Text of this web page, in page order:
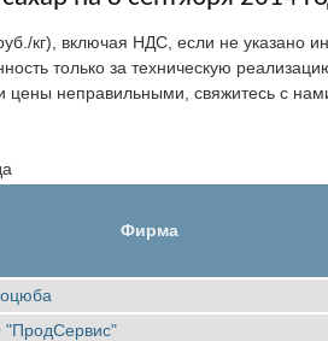
кг), включая НДС, если не указано
только за техническую
цены неправильными, свяжитесь с
Фирма